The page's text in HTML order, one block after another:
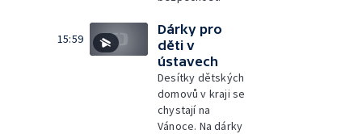
15:59
Dárky pro
děti v
ústavech
Desítky dětských
domovů v kraji se
chystají na
Vánoce. Na dárky